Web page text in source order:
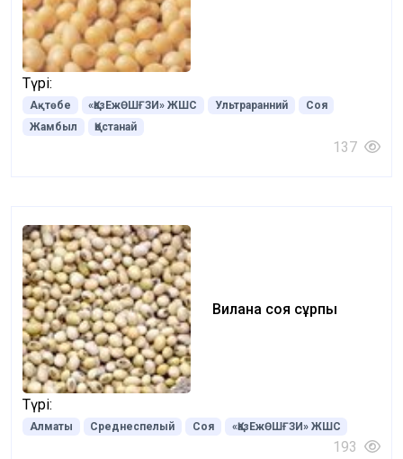
Түрі:
Ақтөбе «ҚазЕжӨШҒЗИ» ЖШС Ультраранний
Соя
Жамбыл
Қостанай
137
Вилана соя сұрпы
Түрі:
Алматы Среднеспелый Соя «ҚазЕжӨШҒЗИ» ЖШС
193